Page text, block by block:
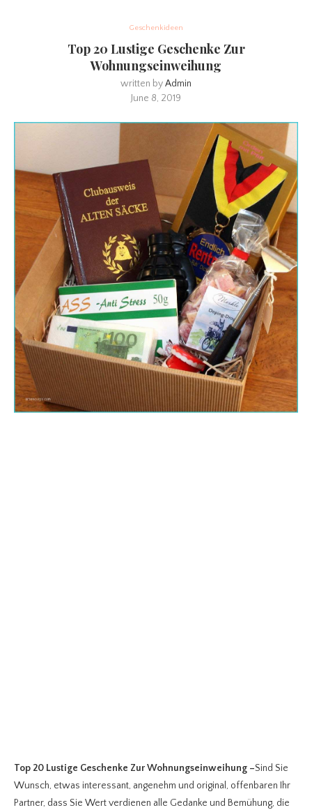
Geschenkideen
Top 20 Lustige Geschenke Zur
Wohnungseinweihung
written byAdmin
June 8, 2019
Top 20 Lustige Geschenke Zur Wohnungseinweihung –Sind Sie
Wunsch, etwas interessant, angenehm und original, offenbaren Ihr
Partner, dass Sie Wert verdienen alle Gedanke und Bemühung, die